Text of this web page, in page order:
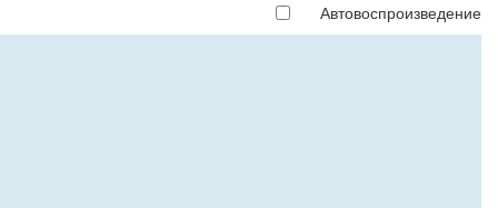
Автовоспроизведение